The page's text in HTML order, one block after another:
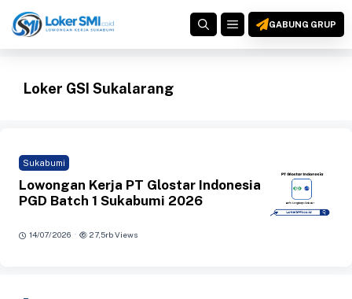
ke
MENUGABUNG GRUP
Loker GSI Sukalarang
Sukabumi
Lowongan Kerja PT Glostar Indonesia
PGD Batch 1 Sukabumi 2026
14/07/2026 · 27,5rb Views